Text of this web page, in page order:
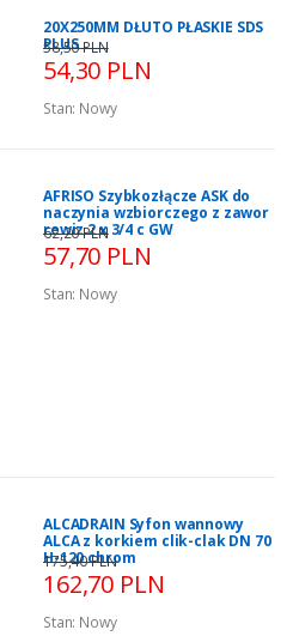
20X250MM DŁUTO PŁASKIE SDS
PLUS
54,30 PLN
58,50 PLN
Stan: Nowy
AFRISO Szybkozłącze ASK do
naczynia wzbiorczego z zawor
rewiz 2 x 3/4 c GW
57,70 PLN
62,20 PLN
Stan: Nowy
ALCADRAIN Syfon wannowy
ALCA z korkiem clik-clak DN 70
H-120 chrom
162,70 PLN
175,40 PLN
Stan: Nowy